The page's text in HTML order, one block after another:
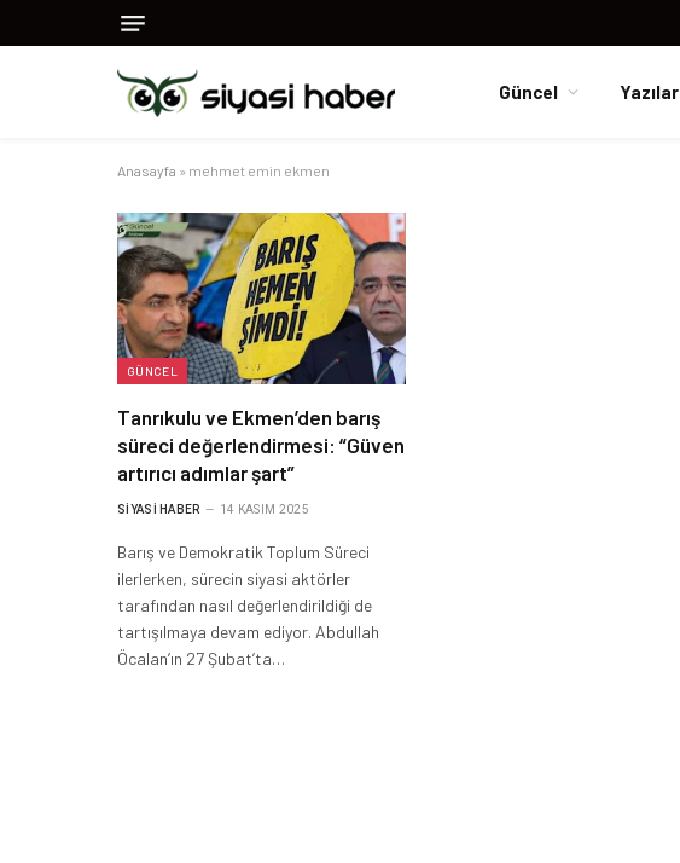
Güncel Yazılar
Anasayfa » mehmet emin ekmen
GÜNCEL
Tanrıkulu ve Ekmen’den barış
süreci değerlendirmesi: “Güven
artırıcı adımlar şart”
SIYASI HABER 14 KASIM 2025
Barış ve Demokratik Toplum Süreci
ilerlerken, sürecin siyasi aktörler
tarafından nasıl değerlendirildiği de
tartışılmaya devam ediyor. Abdullah
Öcalan’ın 27 Şubat’ta…